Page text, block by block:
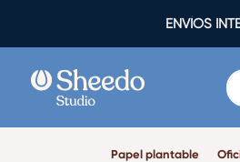
ENVÍOS
Papel plantable